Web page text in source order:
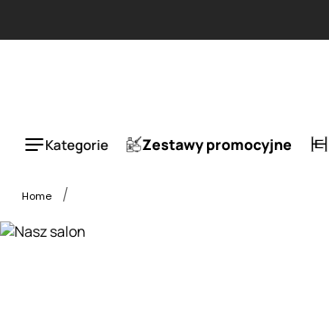
Kategorie Zestawy promocyjne
Home